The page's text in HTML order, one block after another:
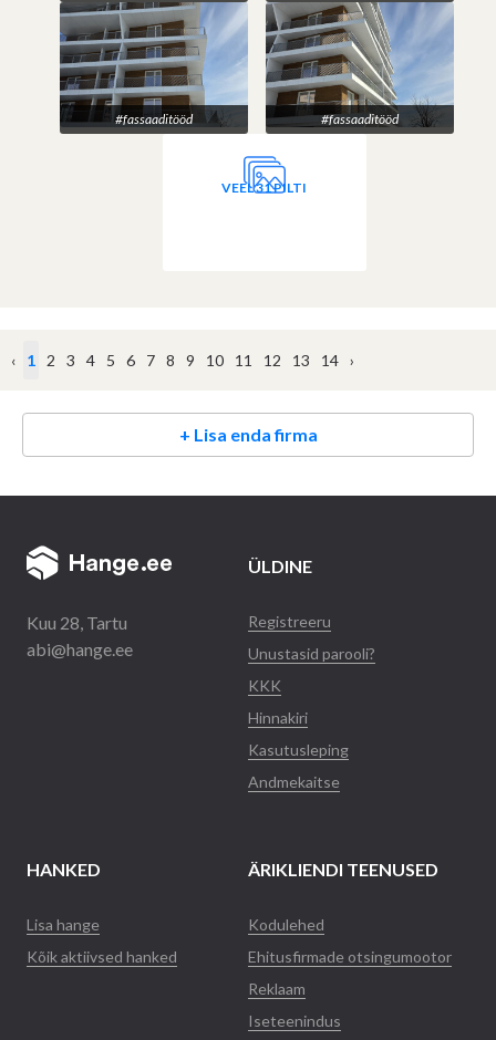
#fassaaditööd #fassaaditööd
VEEL 31 PILTI
‹ 1 2 3 4 5 6 7 8 9 10 11 12 13 14 ›
+ Lisa enda firma
Kuu 28, Tartu
abi@hange.ee
ÜLDINE
Registreeru
Unustasid parooli?
KKK
Hinnakiri
Kasutusleping
Andmekaitse
HANKED
Lisa hange
Kõik aktiivsed hanked
ÄRIKLIENDI TEENUSED
Kodulehed
Ehitusfirmade otsingumootor
Reklaam
Iseteenindus